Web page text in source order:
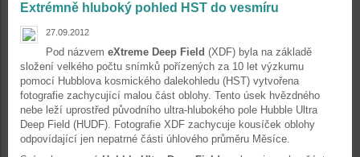
Extrémně hluboký pohled HST do vesmíru
27.09.2012
Pod názvem eXtreme Deep Field (XDF) byla na základě
složení velkého počtu snímků pořízených za 10 let výzkumu
pomocí Hubblova kosmického dalekohledu (HST) vytvořena
fotografie zachycující malou část oblohy. Tento úsek hvězdného
nebe leží uprostřed původního ultra-hlubokého pole Hubble Ultra
Deep Field (HUDF). Fotografie XDF zachycuje kousíček oblohy
odpovídající jen nepatrné části úhlového průměru Měsíce.